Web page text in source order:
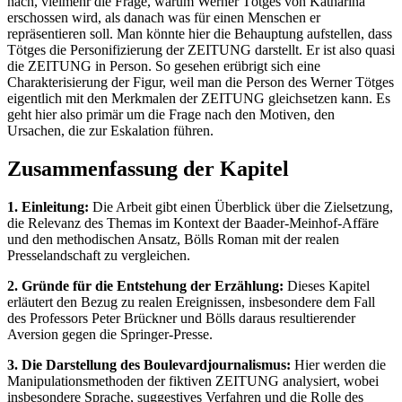
erschossen wird, als danach was für einen Menschen er
repräsentieren soll. Man könnte hier die Behauptung aufstellen, dass
Tötges die Personifizierung der ZEITUNG darstellt. Er ist also quasi
die ZEITUNG in Person. So gesehen erübrigt sich eine
Charakterisierung der Figur, weil man die Person des Werner Tötges
eigentlich mit den Merkmalen der ZEITUNG gleichsetzen kann. Es
geht hier also primär um die Frage nach den Motiven, den
Ursachen, die zur Eskalation führen.
Zusammenfassung der Kapitel
1. Einleitung: Die Arbeit gibt einen Überblick über die Zielsetzung,
die Relevanz des Themas im Kontext der Baader-Meinhof-Affäre
und den methodischen Ansatz, Bölls Roman mit der realen
Presselandschaft zu vergleichen.
2. Gründe für die Entstehung der Erzählung: Dieses Kapitel
erläutert den Bezug zu realen Ereignissen, insbesondere dem Fall
des Professors Peter Brückner und Bölls daraus resultierender
Aversion gegen die Springer-Presse.
3. Die Darstellung des Boulevardjournalismus: Hier werden die
Manipulationsmethoden der fiktiven ZEITUNG analysiert, wobei
insbesondere Sprache, suggestives Verfahren und die Rolle des